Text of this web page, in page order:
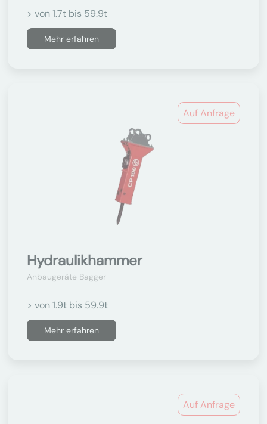
> von 1.7t bis 59.9t
Mehr erfahren
Auf Anfrage
Hydraulikhammer
Anbaugeräte Bagger
> von 1.9t bis 59.9t
Mehr erfahren
Auf Anfrage